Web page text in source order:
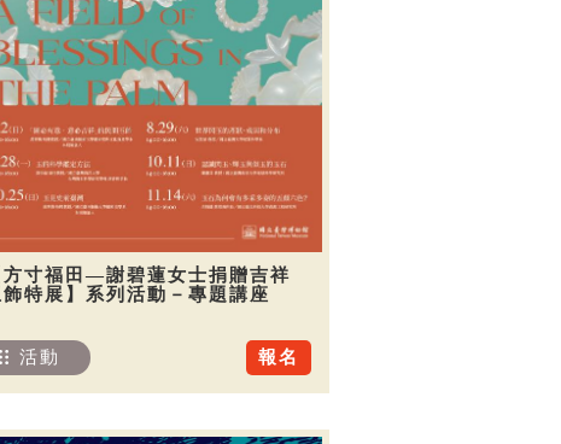
方寸福田—謝碧蓮女士捐贈吉祥
飾特展】系列活動－專題講座
報名
活動